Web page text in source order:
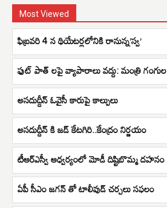
Most Viewed
ఫిబ్రవరి 4 న థియేటర్లలోనికి రానున్న’స్వ’
ఫుట్ పాత్ లపై వ్యాపారాలు వద్దు: మంత్రి గంగుల
అసదుద్దీన్ ఓవైసీ కారుపై కాల్పులు
అసదుద్దీన్ కి జడ్ కేటగిరి..కేంద్రం నిర్ణయం
టీఆర్ఎస్వీ ఆధ్వర్యంలో మోడీ దిష్టిబొమ్మ దహనం
ఏపీ సీఎం జగన్ తో టాలీవుడ్ చర్చలు సఫలం